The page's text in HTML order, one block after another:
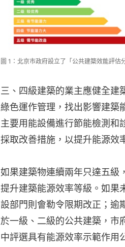
圖 1：北京市政府設立了「公共建築效能評估
三、四級建築的業主應健全建
綠色運作管理，找出影響建築
主要用能設備進行節能檢測和
採取改善措施，以提升能源效
如果建築物連續兩年只達五級
提升建築能源效率等級。如果
設部門則會勒令限期改正；逾
於一級、二級的公共建築，市
中評選具有能源效率示範作用